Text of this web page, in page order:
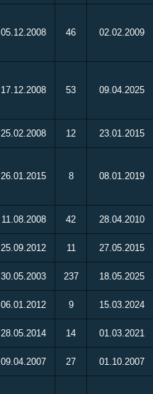
05.12.2008 46 02.02.2009
17.12.2008 53 09.04.2025
25.02.2008 12 23.01.2015
26.01.2015 8 08.01.2019
11.08.2008 42 28.04.2010
25.09.2012 11 27.05.2015
30.05.2003 237 18.05.2025
06.01.2012 9 15.03.2024
28.05.2014 14 01.03.2021
09.04.2007 27 01.10.2007